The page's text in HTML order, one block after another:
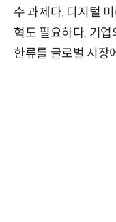
수 과제다. 디지털
혁도 필요하다. 기
한류를 글로벌 시장